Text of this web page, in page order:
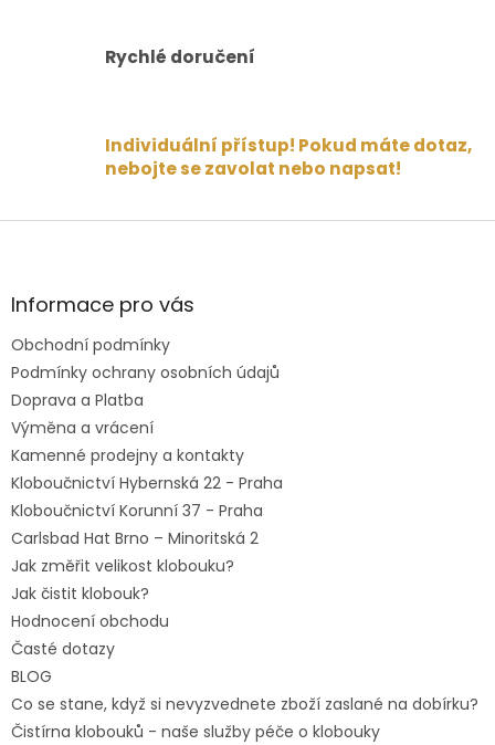
Rychlé doručení
Individuální přístup! Pokud máte dotaz,
nebojte se zavolat nebo napsat!
Z
aInformace pro vás
Obchodní podmínky
Podmínky ochrany osobních údajů
Doprava a Platba
Výměna a vrácení
Kamenné prodejny a kontakty
Kloboučnictví Hybernská 22 - Praha
Kloboučnictví Korunní 37 - Praha
Carlsbad Hat Brno – Minoritská 2
Jak změřit velikost klobouku?
Jak čistit klobouk?
Hodnocení obchodu
Časté dotazy
BLOG
Co se stane, když si nevyzvednete zboží zaslané na dobírku?
Čistírna klobouků - naše služby péče o klobouky